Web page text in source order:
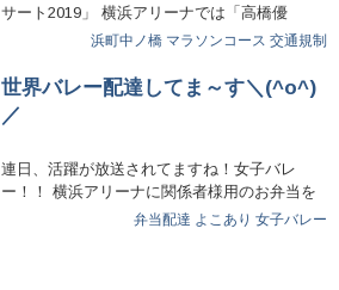
サート2019」 横浜アリーナでは「高橋優
浜町中ノ橋 マラソンコース 交通規制
世界バレー配達してま～す＼(^o^)
／
連日、活躍が放送されてますね！女子バレ
ー！！ 横浜アリーナに関係者様用のお弁当を
連日配達しており…弁当配達 よこあり 女子バレー